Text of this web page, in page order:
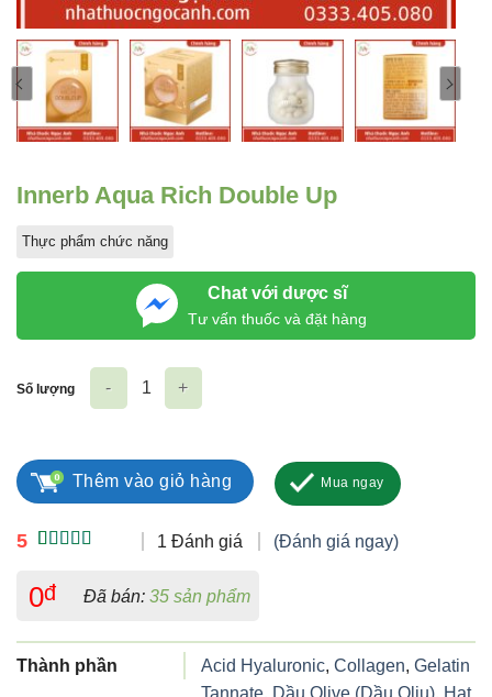
Innerb Aqua Rich Double Up
Thực phẩm chức năng
Chat với dược sĩ
Tư vấn thuốc và đặt hàng
5
dựa trên
đánh giá
1 Đánh giá (Đánh giá ngay)
0đ Đã bán: 35 sản phẩm
Thành phần Acid Hyaluronic, Collagen, Gelatin
Tannate, Dầu Olive (Dầu Oliu), Hạt
Số lượng
Thêm vào giỏ hàng Mua ngay